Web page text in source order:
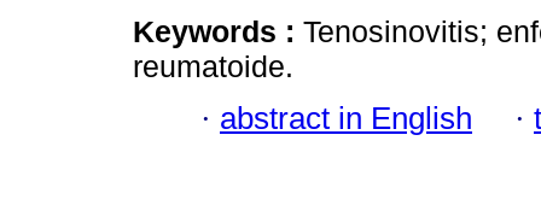
Keywords : Tenosinovitis;
reumatoide.
· abstract in English ·